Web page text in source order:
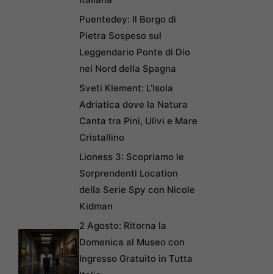
Puentedey: Il Borgo di
Pietra Sospeso sul
Leggendario Ponte di Dio
nel Nord della Spagna
Sveti Klement: L’Isola
Adriatica dove la Natura
Canta tra Pini, Ulivi e Mare
Cristallino
Lioness 3: Scopriamo le
Sorprendenti Location
della Serie Spy con Nicole
Kidman
2 Agosto: Ritorna la
Domenica al Museo con
Ingresso Gratuito in Tutta